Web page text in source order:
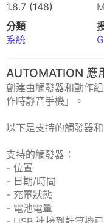
1.8.7 (148)
分類
系統
AUTOMATION 應
創建由觸發器和動作
作時靜音手機」。
以下是支持的觸發器和
支持的觸發器：
- 位置
- 日期/時間
- 充電狀態
- 電池電量